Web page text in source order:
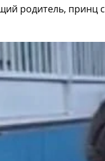
родитель, принц